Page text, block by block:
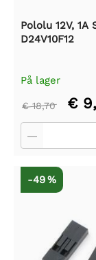
Pololu 12V,
D24V10F12
På lager
€ 18,70 €
-49 %